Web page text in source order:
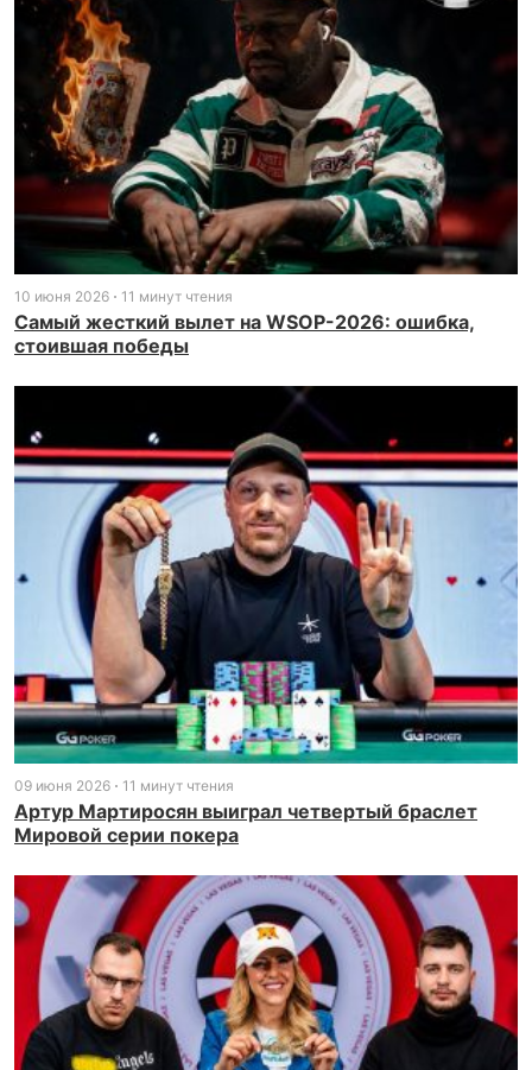
10 июня 2026 11 минут чтения
Самый жесткий вылет на WSOP-2026: ошибка,
стоившая победы
09 июня 2026 11 минут чтения
Артур Мартиросян выиграл четвертый браслет
Мировой серии покера